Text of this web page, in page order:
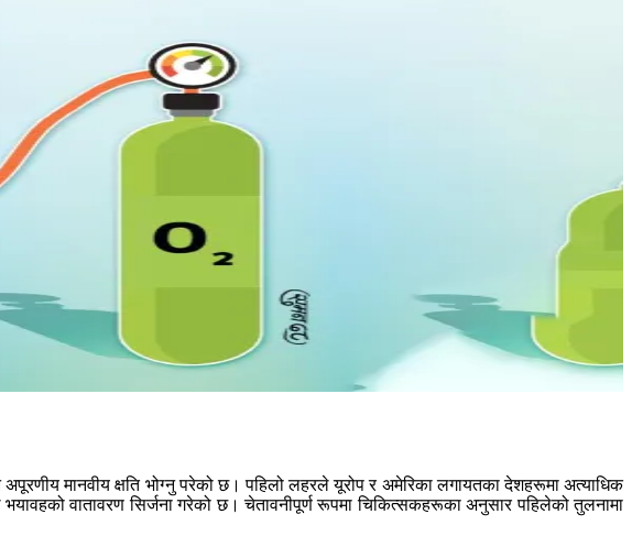
मानवीय क्षति भोग्नु परेको छ। पहिलो लहरले यूरोप र अमेरिका लगायतका देशहरूमा अत्याधिक
वातावरण सिर्जना गरेको छ। चेतावनीपूर्ण रूपमा चिकित्सकहरूका अनुसार पहिलेको तुलनामा